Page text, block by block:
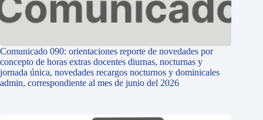
Comunicado 090: orientaciones reporte de novedades por
concepto de horas extras docentes diurnas, nocturnas y
jornada única, novedades recargos nocturnos y dominicales
admin, correspondiente al mes de junio del 2026